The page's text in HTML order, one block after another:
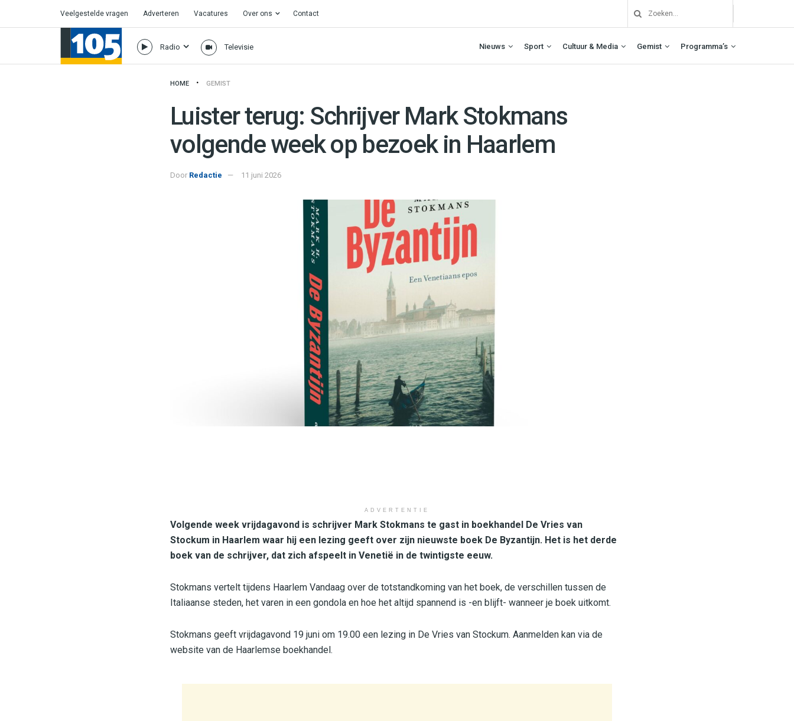
Veelgestelde vragen Adverteren Vacatures Over ons Contact
Radio Televisie Nieuws Sport Cultuur & Media Gemist Programma’s
HOME GEMIST
Luister terug: Schrijver Mark Stokmans
volgende week op bezoek in Haarlem
Door Redactie 11 juni 2026
ADVERTENTIE
Volgende week vrijdagavond is schrijver Mark Stokmans te gast in boekhandel De Vries van
Stockum in Haarlem waar hij een lezing geeft over zijn nieuwste boek De Byzantijn. Het is het derde
boek van de schrijver, dat zich afspeelt in Venetië in de twintigste eeuw.
Stokmans vertelt tijdens Haarlem Vandaag over de totstandkoming van het boek, de verschillen tussen de
Italiaanse steden, het varen in een gondola en hoe het altijd spannend is -en blijft- wanneer je boek uitkomt.
Stokmans geeft vrijdagavond 19 juni om 19.00 een lezing in De Vries van Stockum. Aanmelden kan via de
website van de Haarlemse boekhandel.